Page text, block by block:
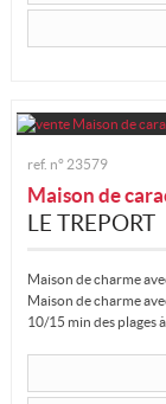
ref. n° 23579
Maison de
LE TREPORT
Maison de charme
Maison de charme
10/15 min des plages